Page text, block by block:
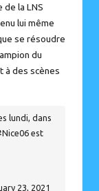
la LNS
lui même
se résoudre
du
à des scènes
lundi, dans
est
23, 2021